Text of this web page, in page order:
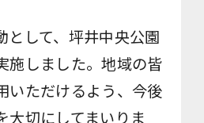
として、坪井中央公園
施しました。地域の皆
いただけるよう、今後
大切にしてまいりま